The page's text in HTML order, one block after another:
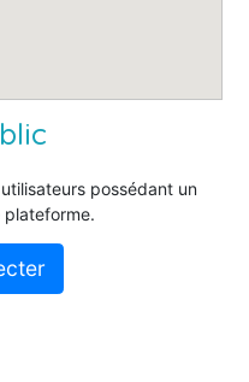
possédant un